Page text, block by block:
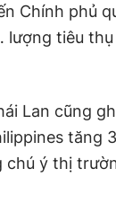
Chính phủ
tiêu
Lan cũng
tăng
chú ý thị